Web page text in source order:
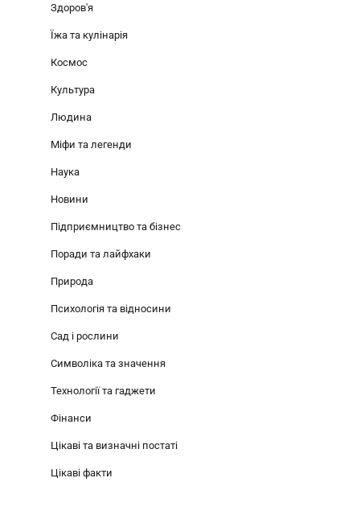
Здоров'я
Їжа та кулінарія
Космос
Культура
Людина
Міфи та легенди
Наука
Новини
Підприємництво та бізнес
Поради та лайфхаки
Природа
Психологія та відносини
Сад і рослини
Символіка та значення
Технології та гаджети
Фінанси
Цікаві та визначні постаті
Цікаві факти